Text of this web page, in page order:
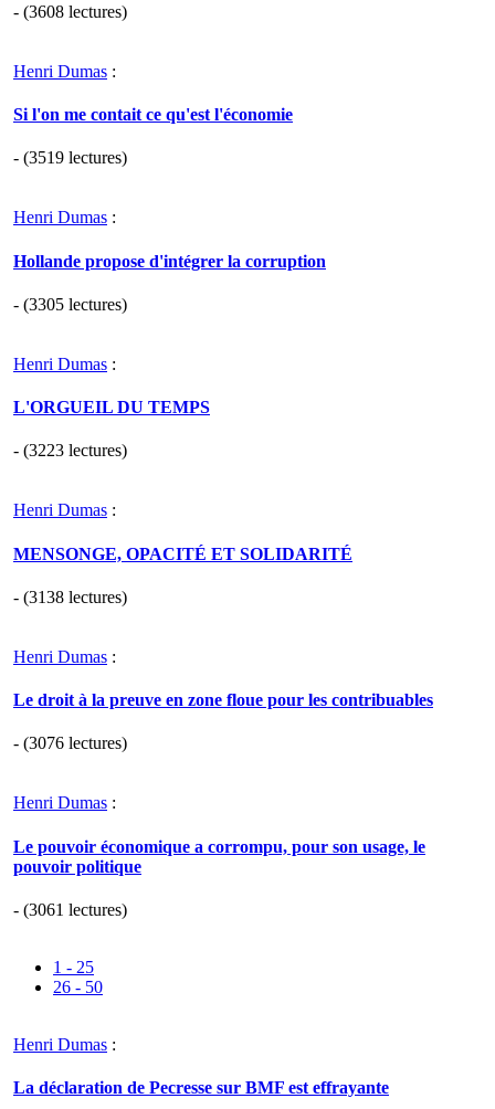
- (3608 lectures)
Henri Dumas :
Si l'on me contait ce qu'est l'économie
- (3519 lectures)
Henri Dumas :
Hollande propose d'intégrer la corruption
- (3305 lectures)
Henri Dumas :
L'ORGUEIL DU TEMPS
- (3223 lectures)
Henri Dumas :
MENSONGE, OPACITÉ ET SOLIDARITÉ
- (3138 lectures)
Henri Dumas :
Le droit à la preuve en zone floue pour les contribuables
- (3076 lectures)
Henri Dumas :
Le pouvoir économique a corrompu, pour son usage, le
pouvoir politique
- (3061 lectures)
1 - 25
26 - 50
Henri Dumas :
La déclaration de Pecresse sur BMF est effrayante